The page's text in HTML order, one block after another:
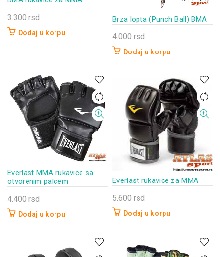
3.300 rsd
Dodaj u korpu
Brza lopta (Punch Ball) BMA
4.000 rsd
Dodaj u korpu
Everlast MMA rukavice sa
otvorenim palcem
4.400 rsd
Dodaj u korpu
Everlast rukavice za MMA
5.600 rsd
Dodaj u korpu